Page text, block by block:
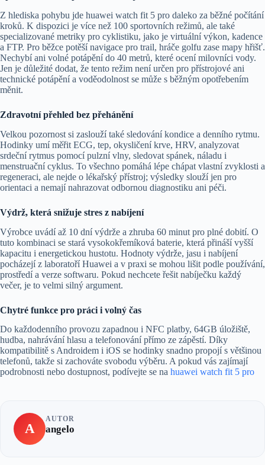
Z hlediska pohybu jde huawei watch fit 5 pro daleko za běžné počítání
kroků. K dispozici je více než 100 sportovních režimů, ale také
specializované metriky pro cyklistiku, jako je virtuální výkon, kadence
a FTP. Pro běžce potěší navigace pro trail, hráče golfu zase mapy hřišť.
Nechybí ani volné potápění do 40 metrů, které ocení milovníci vody.
Jen je důležité dodat, že tento režim není určen pro přístrojové ani
technické potápění a voděodolnost se může s běžným opotřebením
měnit.
Zdravotní přehled bez přehánění
Velkou pozornost si zaslouží také sledování kondice a denního rytmu.
Hodinky umí měřit ECG, tep, okysličení krve, HRV, analyzovat
srdeční rytmus pomocí pulzní vlny, sledovat spánek, náladu i
menstruační cyklus. To všechno pomáhá lépe chápat vlastní zvyklosti a
regeneraci, ale nejde o lékařský přístroj; výsledky slouží jen pro
orientaci a nemají nahrazovat odbornou diagnostiku ani péči.
Výdrž, která snižuje stres z nabíjení
Výrobce uvádí až 10 dní výdrže a zhruba 60 minut pro plné dobití. O
tuto kombinaci se stará vysokokřemíková baterie, která přináší vyšší
kapacitu i energetickou hustotu. Hodnoty výdrže, jasu i nabíjení
pocházejí z laboratoří Huawei a v praxi se mohou lišit podle používání,
prostředí a verze softwaru. Pokud nechcete řešit nabíječku každý
večer, je to velmi silný argument.
Chytré funkce pro práci i volný čas
Do každodenního provozu zapadnou i NFC platby, 64GB úložiště,
hudba, nahrávání hlasu a telefonování přímo ze zápěstí. Díky
kompatibilitě s Androidem i iOS se hodinky snadno propojí s většinou
telefonů, takže si zachováte svobodu výběru. A pokud vás zajímají
podrobnosti nebo dostupnost, podívejte se na huawei watch fit 5 pro
A
AUTOR
angelo